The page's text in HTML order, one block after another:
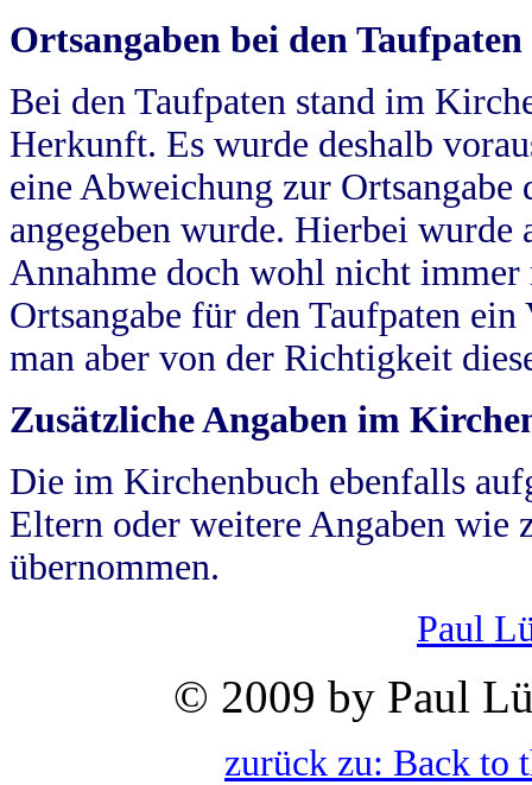
Ortsangaben bei den Taufpaten
Bei den Taufpaten stand im
Herkunft. Es wurde deshalb
eine Abweichung zur
angegeben wurde. Hierbei wurde
Annahme doch wohl nicht
Ortsangabe für den Taufpaten
man aber von der Richtigkeit
Zusätzliche Angaben im
Die im Kirchenbuch ebenfalls
Eltern oder weitere Angaben wie
übernommen.
Paul
© 2009 by Paul
zurück zu: Back to